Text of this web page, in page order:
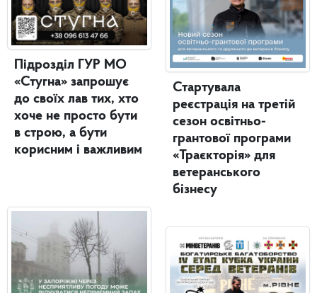
Підрозділ ГУР МО
«Стугна» запрошує
до своїх лав тих, хто
хоче не просто бути
в строю, а бути
корисним і важливим
Стартувала
реєстрація на третій
сезон освітньо-
грантової програми
«Траєкторія» для
ветеранського
бізнесу